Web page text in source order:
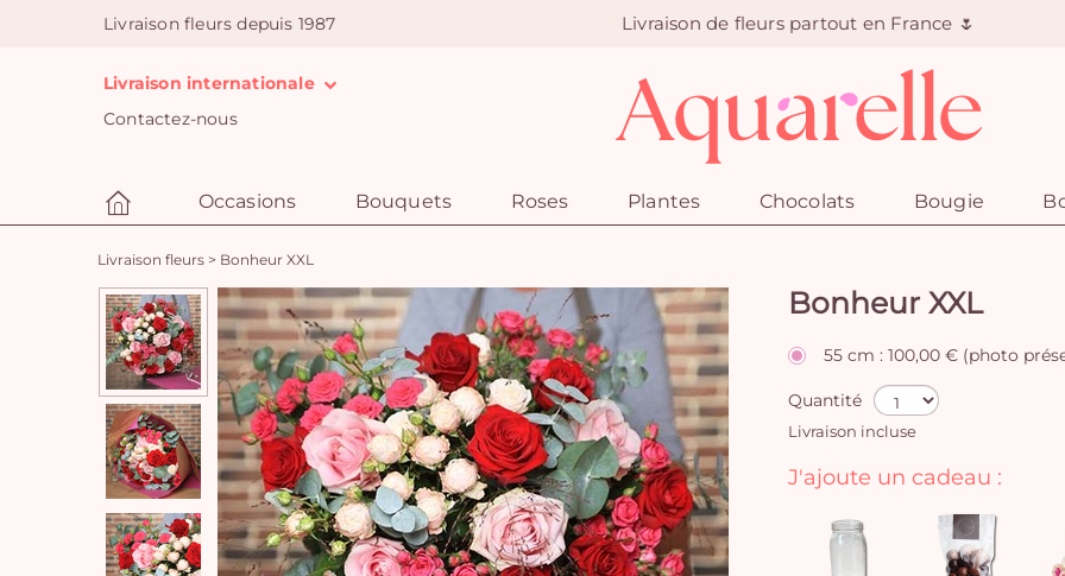
Livraison fleurs depuis 1987 Livraison de fleurs partout en France 🌷
Livraison internationale
Contactez-nous
Occasions Bouquets Roses Plantes Chocolats Bougie
Livraison fleurs > Bonheur XXL
Bonheur XXL
55 cm : 100,00 € (photo
Quantité
Livraison incluse
J'ajoute un cadeau :